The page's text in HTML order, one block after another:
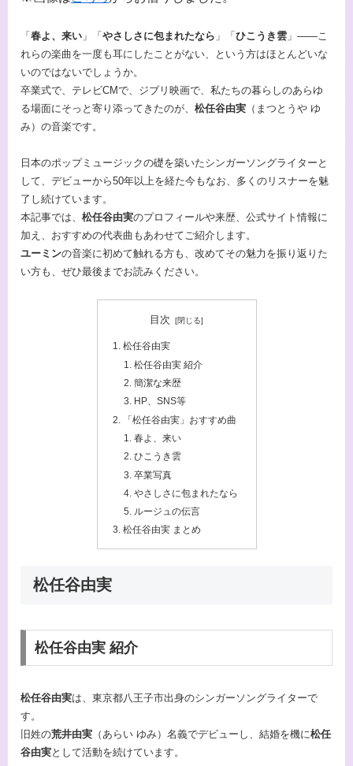
「 春よ、来い 」「 やさしさに包まれたなら 」「 ひこうき雲 」――こ
れらの楽曲を一度も耳にしたことがない、という方はほとんどいな
いのではないでしょうか。
卒業式で、テレビCMで、ジブリ映画で、私たちの暮らしのあらゆ
る場面にそっと寄り添ってきたのが、 松任谷由実 （まつとうや ゆ
み）の音楽です。
日本のポップミュージックの礎を築いたシンガーソングライターと
して、デビューから50年以上を経た今もなお、多くのリスナーを魅
了し続けています。
本記事では、 松任谷由実のプロフィールや来歴、公式サイト情報に
加え、おすすめの代表曲もあわせてご紹介します。
ユーミンの音楽に初めて触れる方も、改めてその魅力を振り返りた
い方も、ぜひ最後までお読みください。
目次
松任谷由実
松任谷由実 紹介
簡潔な来歴
HP、SNS等
「松任谷由実」おすすめ曲
春よ、来い
ひこうき雲
卒業写真
やさしさに包まれたなら
ルージュの伝言
松任谷由実 まとめ
松任谷由実
松任谷由実 紹介
松任谷由実は、東京都八王子市出身のシンガーソングライターで
す。
旧姓の荒井由実 （あらい ゆみ）名義でデビューし、結婚を機に松任
谷由実として活動を続けています。